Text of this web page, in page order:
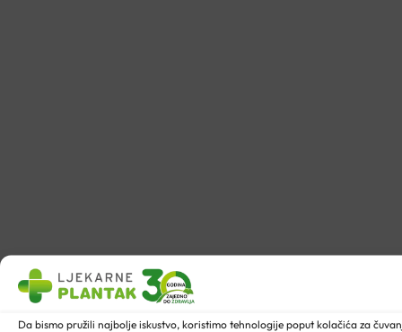
Da bismo pružili najbolje iskustvo, koristimo tehnologije poput kolačića za